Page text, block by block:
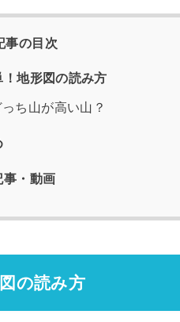
事の目次
！地形図の読み方
っち山が高い山？
事・動画
の読み方